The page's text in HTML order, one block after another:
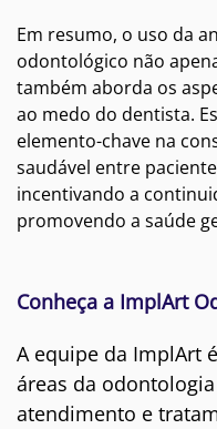
Em resumo, o uso da
odontológico não
também aborda os
ao medo do dentista.
elemento-chave na
saudável entre
incentivando a
promovendo a saúde
Conheça a ImplArt
A equipe da ImplArt
áreas da
atendimento e